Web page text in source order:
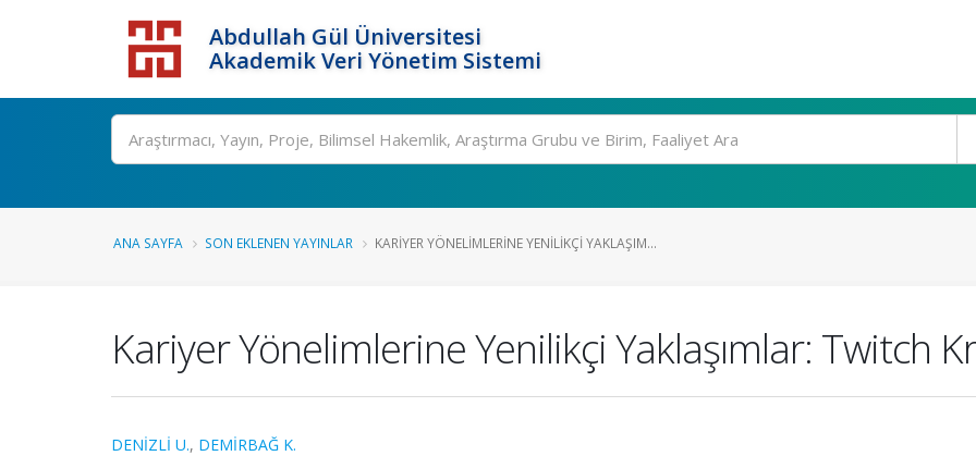
Abdullah Gül Üniversitesi
Akademik Veri Yönetim Sistemi
ANA SAYFA SON EKLENEN YAYINLAR KARIYER YÖNELIMLERINE YENILIKÇI YAKLAŞIM...
Kariyer Yönelimlerine Yenilikçi Yaklaşımlar: Twitch
DENİZLİ U., DEMİRBAĞ K.